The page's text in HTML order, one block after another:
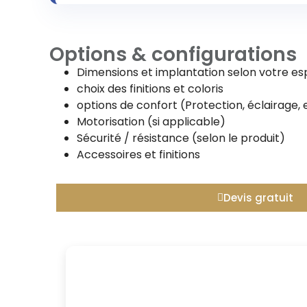
Options & configurations
Dimensions et implantation selon votre
choix des finitions et coloris
options de confort (Protection, éclairage,
Motorisation (si applicable)
Sécurité / résistance (selon le produit)
Accessoires et finitions
Devis gratuit